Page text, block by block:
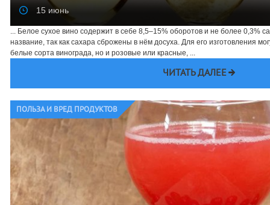
15 июнь
... Белое сухое вино содержит в себе 8,5–15% оборотов и не более 0,3%
название, так как сахара сброжены в нём досуха. Для его изготовления
белые сорта винограда, но и розовые или красные, ...
ЧИТАТЬ ДАЛЕЕ
ПОЛЬЗА И ВРЕД ПРОДУКТОВ